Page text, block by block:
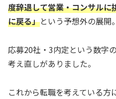
度辞退して営業・コンサルに
に戻る」という予想外の展開。
応募20社・3内定という数字
考え直しがありました。
これから転職を考えている方